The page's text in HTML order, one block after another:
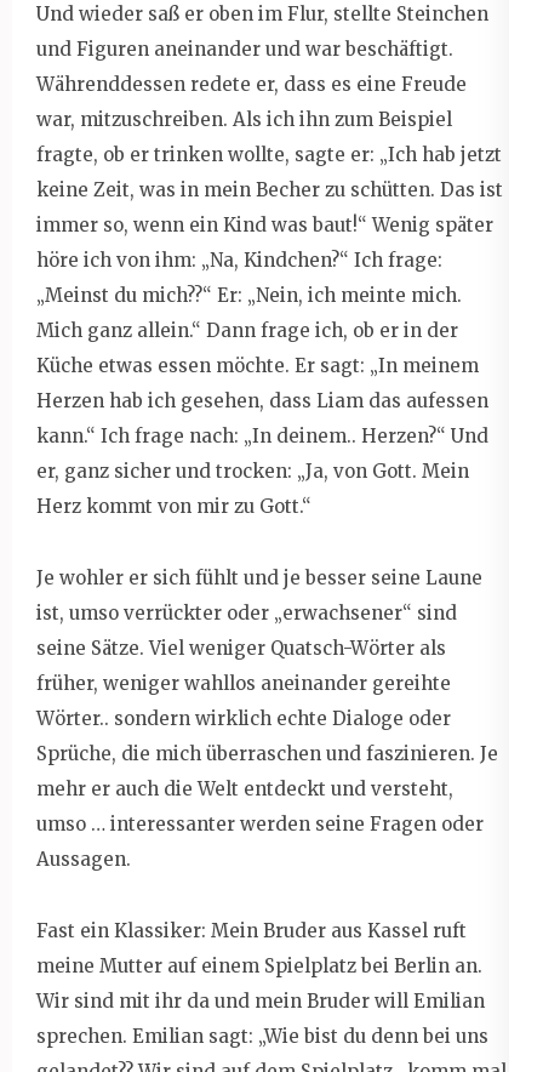
Und wieder saß er oben im Flur, stellte Steinchen
und Figuren aneinander und war beschäftigt.
Währenddessen redete er, dass es eine Freude
war, mitzuschreiben. Als ich ihn zum Beispiel
fragte, ob er trinken wollte, sagte er: „Ich hab jetzt
keine Zeit, was in mein Becher zu schütten. Das ist
immer so, wenn ein Kind was baut!“ Wenig später
höre ich von ihm: „Na, Kindchen?“ Ich frage:
„Meinst du mich??“ Er: „Nein, ich meinte mich.
Mich ganz allein.“ Dann frage ich, ob er in der
Küche etwas essen möchte. Er sagt: „In meinem
Herzen hab ich gesehen, dass Liam das aufessen
kann.“ Ich frage nach: „In deinem.. Herzen?“ Und
er, ganz sicher und trocken: „Ja, von Gott. Mein
Herz kommt von mir zu Gott.“
Je wohler er sich fühlt und je besser seine Laune
ist, umso verrückter oder „erwachsener“ sind
seine Sätze. Viel weniger Quatsch-Wörter als
früher, weniger wahllos aneinander gereihte
Wörter.. sondern wirklich echte Dialoge oder
Sprüche, die mich überraschen und faszinieren. Je
mehr er auch die Welt entdeckt und versteht,
umso … interessanter werden seine Fragen oder
Aussagen.
Fast ein Klassiker: Mein Bruder aus Kassel ruft
meine Mutter auf einem Spielplatz bei Berlin an.
Wir sind mit ihr da und mein Bruder will Emilian
sprechen. Emilian sagt: „Wie bist du denn bei uns